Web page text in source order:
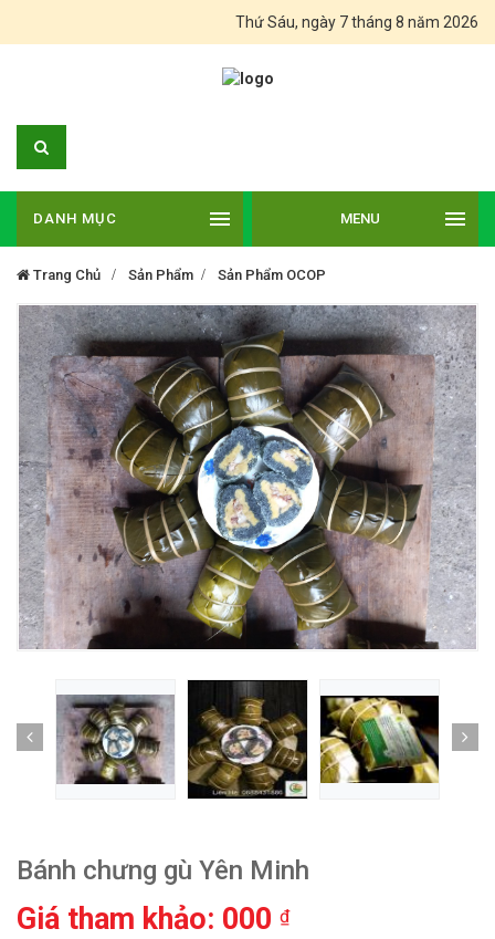
Thứ Sáu, ngày 7 tháng 8 năm 2026
DANH MỤC MENU
Trang Chủ Sản Phẩm Sản Phẩm OCOP
Bánh chưng gù Yên Minh
Giá tham khảo: 000 ₫